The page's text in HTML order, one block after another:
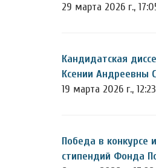
29 марта 2026 г.,
Кандидатская
Ксении Андреевны
19 марта 2026 г., 12:23
Победа в конкурсе
стипендий Фонда